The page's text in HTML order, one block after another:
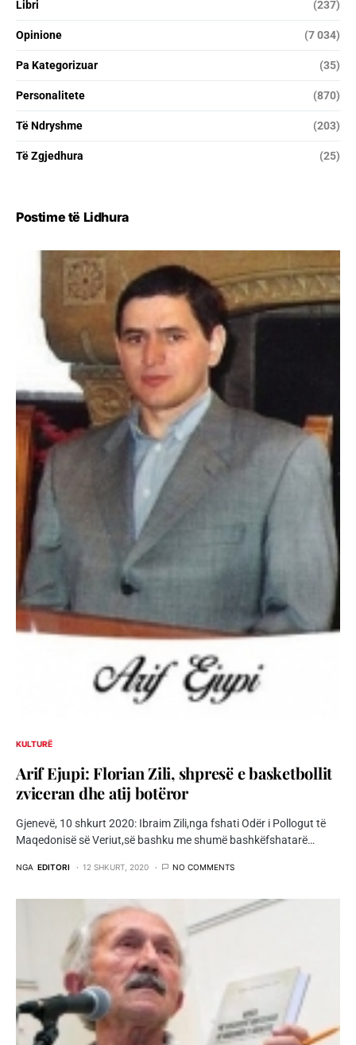
Libri (237)
Opinione (7 034)
Pa Kategorizuar (35)
Personalitete (870)
Të Ndryshme (203)
Të Zgjedhura (25)
Postime të Lidhura
KULTURË
Arif Ejupi: Florian Zili, shpresë e basketbollit
zviceran dhe atij botëror
Gjenevë, 10 shkurt 2020: Ibraim Zili,nga fshati Odër i Pollogut të
Maqedonisë së Veriut,së bashku me shumë bashkëfshatarë…
NGA EDITORI 12 SHKURT, 2020 NO COMMENTS